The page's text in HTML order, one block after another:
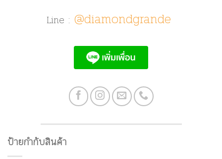
Line : @diamondgrande
ป้ายกำกับสินค้า